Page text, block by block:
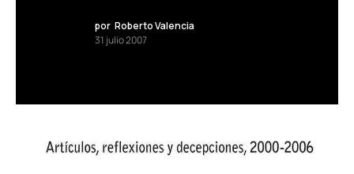
por Roberto Valencia
31 julio 2007